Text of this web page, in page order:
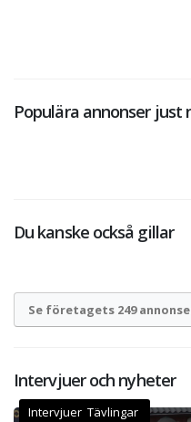
Populära annonser just
Du kanske också gillar
Se företagets 249
Intervjuer och nyheter
Intervjuer Tävlingar